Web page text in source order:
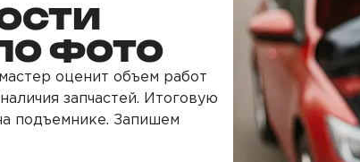
ФОТО
оценит объем работ
запчастей. Итоговую
подъемнике. Запишем